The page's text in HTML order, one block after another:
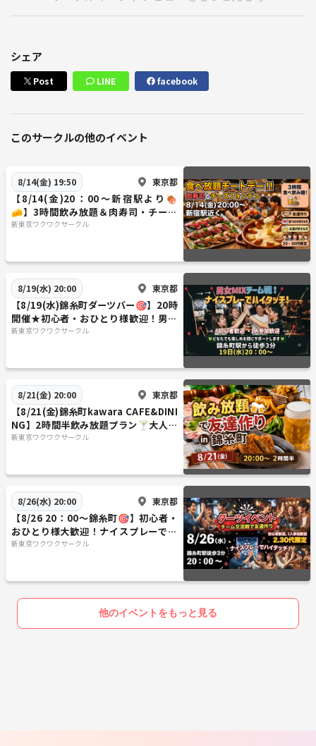
シェア
Post LINE facebook
このサークルの他のイベント
8/14(金) 19:50 東京都
【8/14(金)20：00〜新宿駅より🍖
🧀】3時間飲み放題＆肉寿司・チーズ
フォンデュ食べ放題で気軽に友達作り
新東京ワクワクサークル
8/19(水) 20:00 東京都
【8/19(水)錦糸町ダーツバー🎯】20時
開催★初心者・おひとり様歓迎！男女
MIXチーム戦ナイスプレーでハイタッ
新東京ワクワクサークル
8/21(金) 20:00 東京都
【8/21(金)錦糸町kawara CAFE&DINI
NG】2時間半飲み放題プラン🍸大人の
雰囲気で友活！
新東京ワクワクサークル
8/26(水) 20:00 東京都
【8/26 20：00〜錦糸町🎯】初心者・
おひとり様大歓迎！ナイスプレーでハ
イタッチ＆友達づくり✨
新東京ワクワクサークル
他のイベントをもっと見る